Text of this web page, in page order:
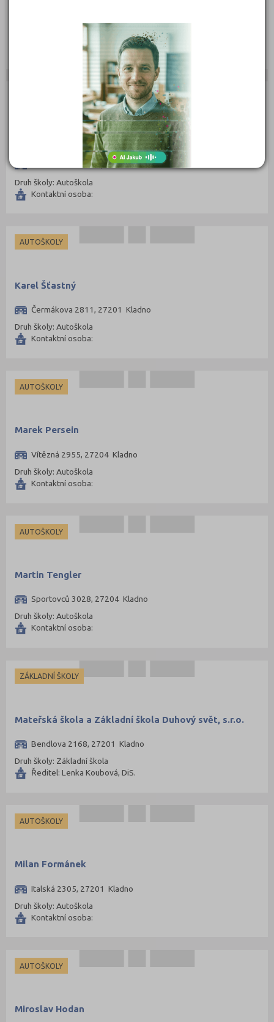
Kontaktní osoba:
Václava Milera 132, 27204 Kladno
Druh školy: Autoškola
Kontaktní osoba:
AUTOŠKOLY
Karel Šťastný
Čermákova 2811, 27201 Kladno
Druh školy: Autoškola
Kontaktní osoba:
AUTOŠKOLY
Marek Persein
Vítězná 2955, 27204 Kladno
Druh školy: Autoškola
Kontaktní osoba:
AUTOŠKOLY
Martin Tengler
Sportovců 3028, 27204 Kladno
Druh školy: Autoškola
Kontaktní osoba:
ZÁKLADNÍ ŠKOLY
Mateřská škola a Základní škola Duhový svět, s.r.o.
Bendlova 2168, 27201 Kladno
Druh školy: Základní škola
Ředitel: Lenka Koubová, DiS.
AUTOŠKOLY
Milan Formánek
Italská 2305, 27201 Kladno
Druh školy: Autoškola
Kontaktní osoba:
AUTOŠKOLY
Miroslav Hodan